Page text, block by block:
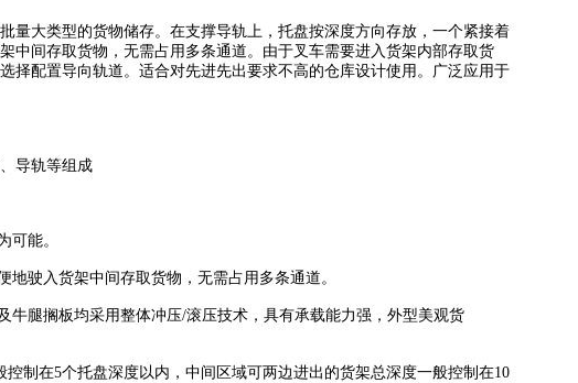
大类型的货物储存。在支撑导轨上，托盘按深度方向存放，一个紧接着
中间存取货物，无需占用多条通道。由于叉车需要进入货架内部存取货
择配置导向轨道。适合对先进先出要求不高的仓库设计使用。广泛应用于
、导轨等组成
为可能。
地驶入货架中间存取货物，无需占用多条通道。
腿搁板均采用整体冲压/滚压技术，具有承载能力强，外型美观货
在5个托盘深度以内，中间区域可两边进出的货架总深度一般控制在10